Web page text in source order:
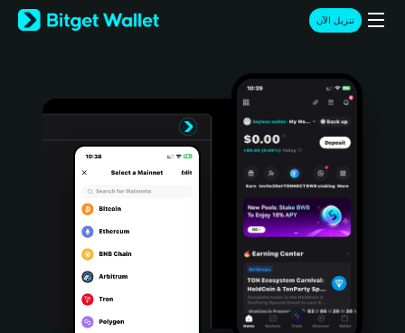
English
日本語
Türkçe
Português (Portugal)
Bahasa Indonesia
تنزيل الآن